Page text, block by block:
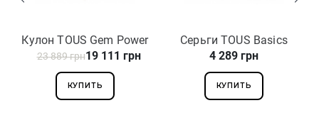
Кулон TOUS Gem Power
812444030
23 889 грн19 111 грн
КУПИТЬ
Серьги TOUS Basics
611143500
4 289 грн
КУПИТЬ